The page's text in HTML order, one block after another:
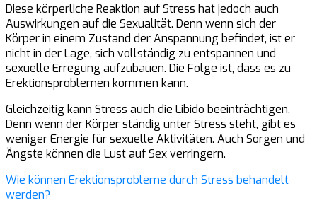
Diese körperliche Reaktion auf Stress hat jedoch auch
Auswirkungen auf die Sexualität. Denn wenn sich der
Körper in einem Zustand der Anspannung befindet, ist er
nicht in der Lage, sich vollständig zu entspannen und
sexuelle Erregung aufzubauen. Die Folge ist, dass es zu
Erektionsproblemen kommen kann.
Gleichzeitig kann Stress auch die Libido beeinträchtigen.
Denn wenn der Körper ständig unter Stress steht, gibt es
weniger Energie für sexuelle Aktivitäten. Auch Sorgen und
Ängste können die Lust auf Sex verringern.
Wie können Erektionsprobleme durch Stress behandelt
werden?